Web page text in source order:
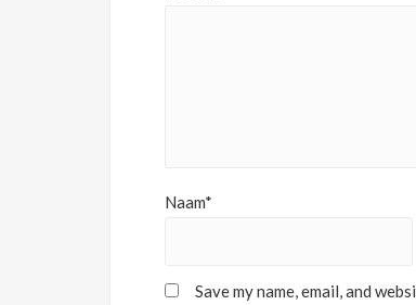
Naam*
Save my name, email, and